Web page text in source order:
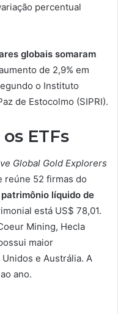
percentual
globais somaram
de 2,9% em
o Instituto
de Estocolmo (SIPRI).
ETFs
Global Gold Explorers
reúne 52 firmas do
patrimônio líquido de
está US$ 78,01.
Mining, Hecla
maior
e Austrália. A
ano.